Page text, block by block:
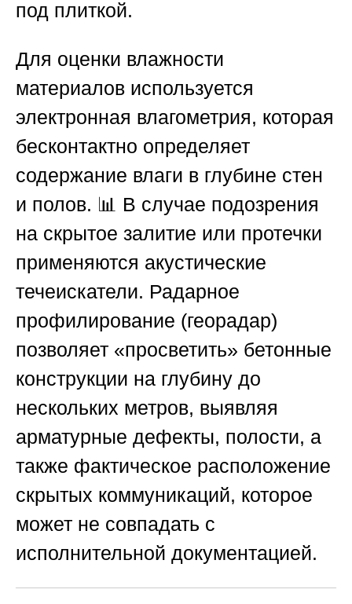
под плиткой.
Для оценки влажности
материалов используется
электронная влагометрия, которая
бесконтактно определяет
содержание влаги в глубине стен
и полов. 📊 В случае подозрения
на скрытое залитие или протечки
применяются акустические
течеискатели. Радарное
профилирование (георадар)
позволяет «просветить» бетонные
конструкции на глубину до
нескольких метров, выявляя
арматурные дефекты, полости, а
также фактическое расположение
скрытых коммуникаций, которое
может не совпадать с
исполнительной документацией.